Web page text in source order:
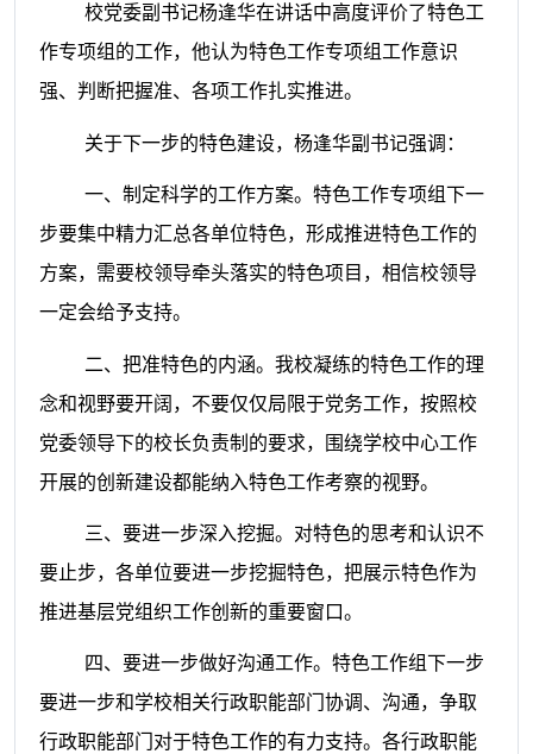
校党委副书记杨逢华在讲话中高度评价了特色工
作专项组的工作，他认为特色工作专项组工作意识
强、判断把握准、各项工作扎实推进。
关于下一步的特色建设，杨逢华副书记强调：
一、制定科学的工作方案。特色工作专项组下一
步要集中精力汇总各单位特色，形成推进特色工作的
方案，需要校领导牵头落实的特色项目，相信校领导
一定会给予支持。
二、把准特色的内涵。我校凝练的特色工作的理
念和视野要开阔，不要仅仅局限于党务工作，按照校
党委领导下的校长负责制的要求，围绕学校中心工作
开展的创新建设都能纳入特色工作考察的视野。
三、要进一步深入挖掘。对特色的思考和认识不
要止步，各单位要进一步挖掘特色，把展示特色作为
推进基层党组织工作创新的重要窗口。
四、要进一步做好沟通工作。特色工作组下一步
要进一步和学校相关行政职能部门协调、沟通，争取
行政职能部门对于特色工作的有力支持。各行政职能